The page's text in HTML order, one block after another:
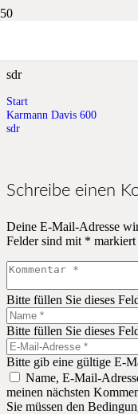
sdr
Start
Karmann Davis 600
sdr
Schreibe einen
Deine E-Mail-Adresse
Felder sind mit * markiert
Bitte füllen Sie dieses
Bitte füllen Sie dieses
Bitte gib eine gültige E-
Name, E-Mail-
meinen nächsten
Sie müssen den